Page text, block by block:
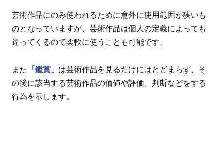
芸術作品にのみ使われるために意外に使用範囲が狭いも
のとなっていますが、芸術作品は個人の定義によっても
違ってくるので柔軟に使うことも可能です。
また 「鑑賞」 は芸術作品を見るだけにはとどまらず、そ
の後に該当する芸術作品の価値や評価、判断などをする
行為を示します。